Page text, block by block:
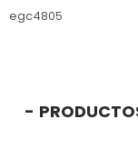
egc4805